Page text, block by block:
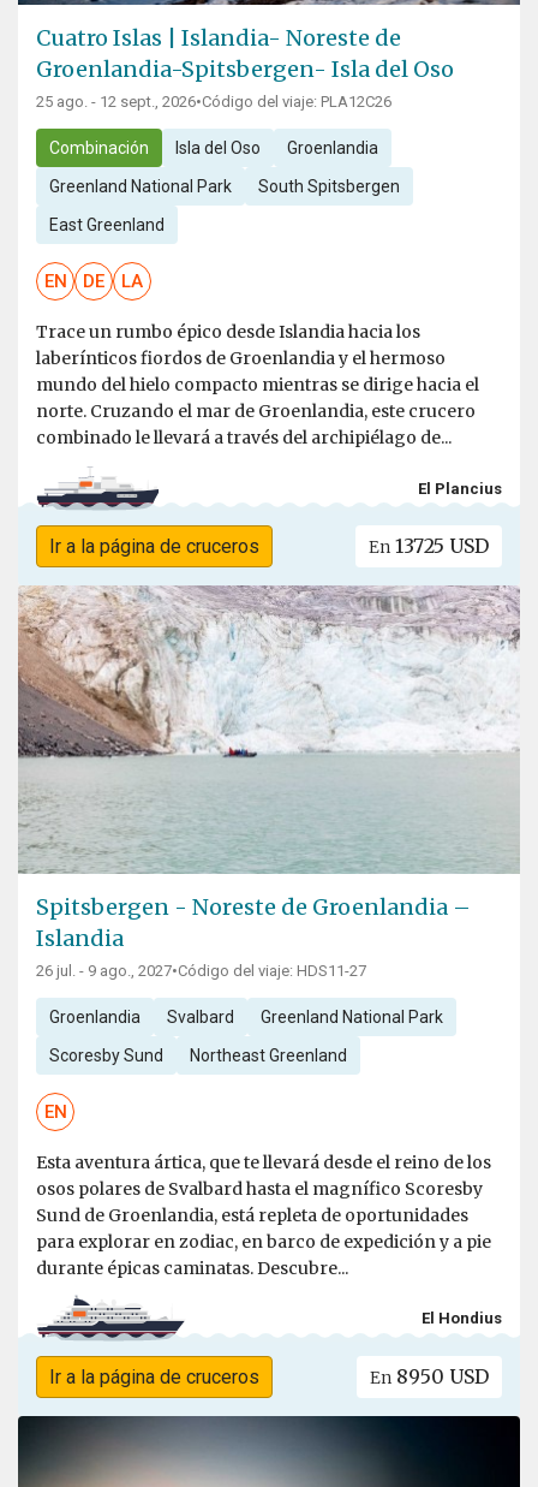
Cuatro Islas | Islandia- Noreste de
Groenlandia-Spitsbergen- Isla del Oso
25 ago. - 12 sept., 2026•Código del viaje: PLA12C26
Combinación Isla del Oso Groenlandia
Greenland National Park South Spitsbergen
East Greenland
EN DE LA
Trace un rumbo épico desde Islandia hacia los
laberínticos fiordos de Groenlandia y el hermoso
mundo del hielo compacto mientras se dirige hacia el
norte. Cruzando el mar de Groenlandia, este crucero
combinado le llevará a través del archipiélago de...
El Plancius
Ir a la página de cruceros En 13725 USD
Spitsbergen - Noreste de Groenlandia –
Islandia
26 jul. - 9 ago., 2027•Código del viaje: HDS11-27
Groenlandia Svalbard Greenland National Park
Scoresby Sund Northeast Greenland
EN
Esta aventura ártica, que te llevará desde el reino de los
osos polares de Svalbard hasta el magnífico Scoresby
Sund de Groenlandia, está repleta de oportunidades
para explorar en zodiac, en barco de expedición y a pie
durante épicas caminatas. Descubre...
El Hondius
Ir a la página de cruceros En 8950 USD